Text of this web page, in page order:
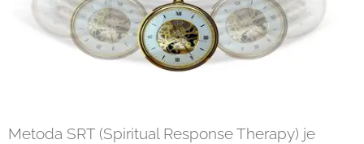
Metoda SRT (Spiritual Response Therapy) je